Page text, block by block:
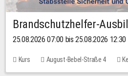
Brandschutzhelfer-
25.08.2026 07:00 bis 25.08.2026 12:30
Kurs August-Bebel-Straße 4